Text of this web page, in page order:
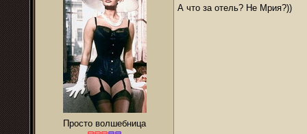
Просто волшебница
А что за отель? Не Мрия?))